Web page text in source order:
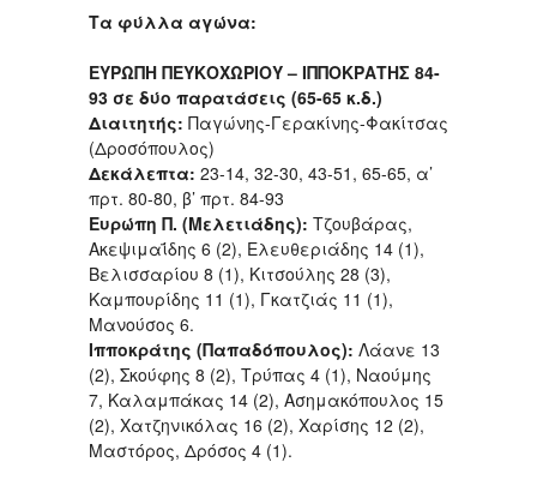
Τα φύλλα αγώνα:
ΕΥΡΩΠΗ ΠΕΥΚΟΧΩΡΙΟΥ – ΙΠΠΟΚΡΑΤΗΣ 84-
93 σε δύο παρατάσεις (65-65 κ.δ.)
Διαιτητής: Παγώνης-Γερακίνης-Φακίτσας
(Δροσόπουλος)
Δεκάλεπτα: 23-14, 32-30, 43-51, 65-65, α’
πρτ. 80-80, β’ πρτ. 84-93
Ευρώπη Π. (Μελετιάδης): Τζουβάρας,
Ακεψιμαΐδης 6 (2), Ελευθεριάδης 14 (1),
Βελισσαρίου 8 (1), Κιτσούλης 28 (3),
Καμπουρίδης 11 (1), Γκατζιάς 11 (1),
Μανούσος 6.
Ιπποκράτης (Παπαδόπουλος): Λάανε 13
(2), Σκούφης 8 (2), Τρύπας 4 (1), Ναούμης
7, Καλαμπάκας 14 (2), Ασημακόπουλος 15
(2), Χατζηνικόλας 16 (2), Χαρίσης 12 (2),
Μαστόρος, Δρόσος 4 (1).